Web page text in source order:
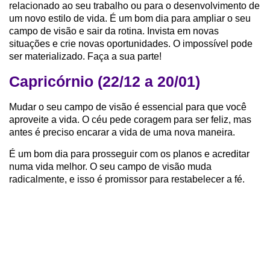
relacionado ao seu trabalho ou para o desenvolvimento de
um novo estilo de vida. É um bom dia para ampliar o seu
campo de visão e sair da rotina. Invista em novas
situações e crie novas oportunidades. O impossível pode
ser materializado. Faça a sua parte!
Capricórnio (22/12 a 20/01)
Mudar o seu campo de visão é essencial para que você
aproveite a vida. O céu pede coragem para ser feliz, mas
antes é preciso encarar a vida de uma nova maneira.
É um bom dia para prosseguir com os planos e acreditar
numa vida melhor. O seu campo de visão muda
radicalmente, e isso é promissor para restabelecer a fé.